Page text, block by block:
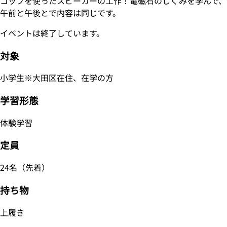
午前と午後とで内容は同じです。
イベントは終了しています。
対象
小学生※大田区在住、在学の方
学習形態
体験学習
定員
24名（先着）
持ち物
上履き